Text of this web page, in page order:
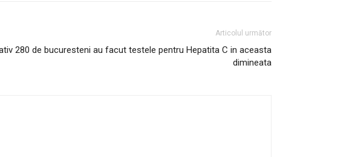
Articolul următor
280 de bucuresteni au facut testele pentru Hepatita C in aceasta
dimineata